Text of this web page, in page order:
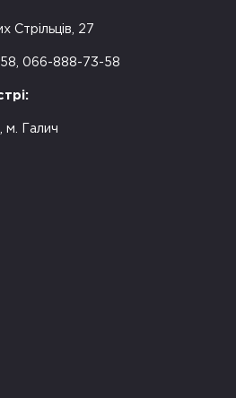
Стрільців, 27
066-888-73-58
м. Галич